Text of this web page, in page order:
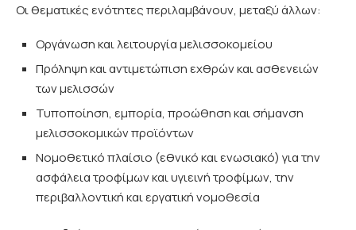
Οι θεματικές ενότητες περιλαμβάνουν, μεταξύ άλλων:
Οργάνωση και λειτουργία μελισσοκομείου
Πρόληψη και αντιμετώπιση εχθρών και ασθενειών
των μελισσών
Τυποποίηση, εμπορία, προώθηση και σήμανση
μελισσοκομικών προϊόντων
Νομοθετικό πλαίσιο (εθνικό και ενωσιακό) για την
ασφάλεια τροφίμων και υγιεινή τροφίμων, την
περιβαλλοντική και εργατική νομοθεσία